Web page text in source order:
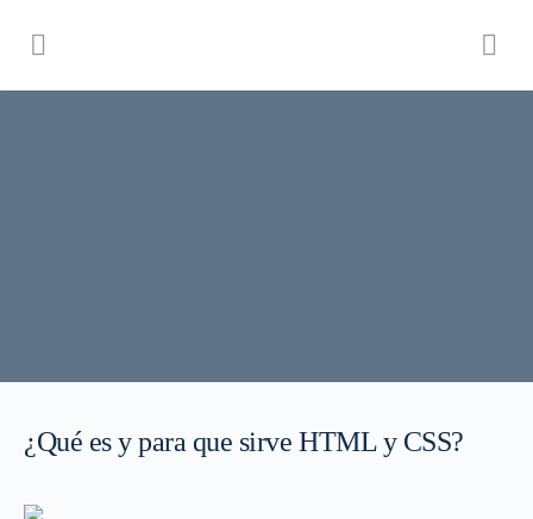
¿Qué es y para que sirve HTML y CSS?